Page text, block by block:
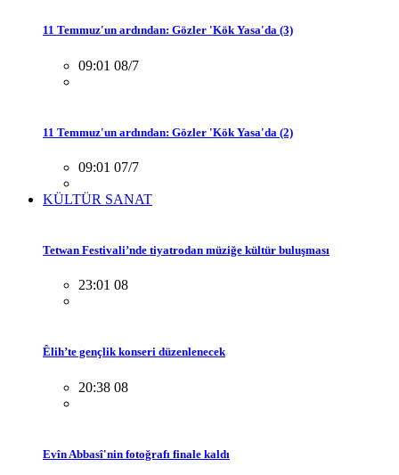
11 Temmuz'un ardından: Gözler 'Kök Yasa'da (3)
09:01 08/7
11 Temmuz'un ardından: Gözler 'Kök Yasa'da (2)
09:01 07/7
KÜLTÜR SANAT
Tetwan Festivali’nde tiyatrodan müziğe kültür buluşması
23:01 08
Êlih’te gençlik konseri düzenlenecek
20:38 08
Evîn Abbasî'nin fotoğrafı finale kaldı